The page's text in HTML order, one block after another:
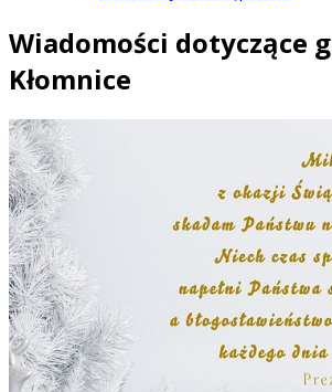
Wiadomości dotyczące
Kłomnice